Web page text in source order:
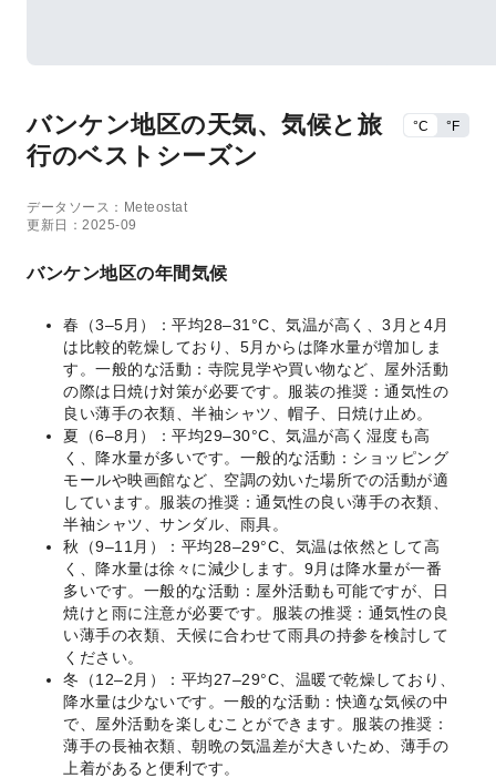
バンケン地区の天気、気候と旅
行のベストシーズン
°C °F
データソース：Meteostat
更新日：2025-09
バンケン地区の年間気候
春（3–5月）：平均28–31°C、気温が高く、3月と4月
は比較的乾燥しており、5月からは降水量が増加しま
す。一般的な活動：寺院見学や買い物など、屋外活動
の際は日焼け対策が必要です。服装の推奨：通気性の
良い薄手の衣類、半袖シャツ、帽子、日焼け止め。
夏（6–8月）：平均29–30°C、気温が高く湿度も高
く、降水量が多いです。一般的な活動：ショッピング
モールや映画館など、空調の効いた場所での活動が適
しています。服装の推奨：通気性の良い薄手の衣類、
半袖シャツ、サンダル、雨具。
秋（9–11月）：平均28–29°C、気温は依然として高
く、降水量は徐々に減少します。9月は降水量が一番
多いです。一般的な活動：屋外活動も可能ですが、日
焼けと雨に注意が必要です。服装の推奨：通気性の良
い薄手の衣類、天候に合わせて雨具の持参を検討して
ください。
冬（12–2月）：平均27–29°C、温暖で乾燥しており、
降水量は少ないです。一般的な活動：快適な気候の中
で、屋外活動を楽しむことができます。服装の推奨：
薄手の長袖衣類、朝晩の気温差が大きいため、薄手の
上着があると便利です。